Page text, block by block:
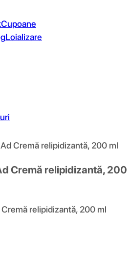
Cupoane
Loializare
Cremă relipidizantă, 200 ml
Cremă relipidizantă, 200